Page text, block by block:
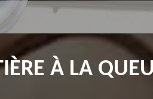
À LA